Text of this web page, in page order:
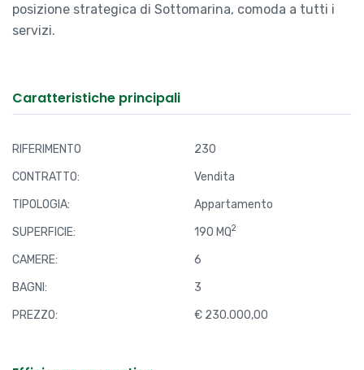
posizione strategica di Sottomarina, comoda a tutti i
servizi.
Caratteristiche principali
RIFERIMENTO
230
CONTRATTO:
Vendita
TIPOLOGIA:
Appartamento
SUPERFICIE:
190 MQ2
CAMERE:
6
BAGNI:
3
PREZZO:
€ 230.000,00